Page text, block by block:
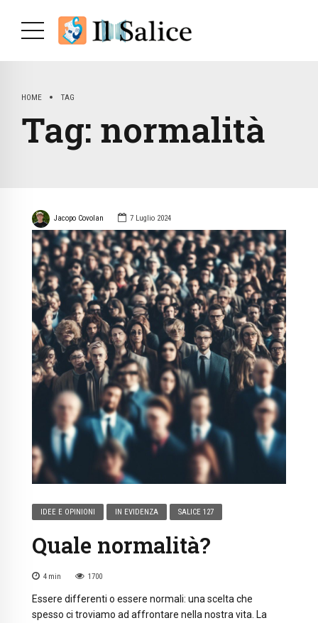
HOME TAG
Tag: normalità
Jacopo Covolan 7 Luglio 2024
IDEE E OPINIONI IN EVIDENZA SALICE 127
Quale normalità?
4 min 1700
Essere differenti o essere normali: una scelta che
spesso ci troviamo ad affrontare nella nostra vita. La